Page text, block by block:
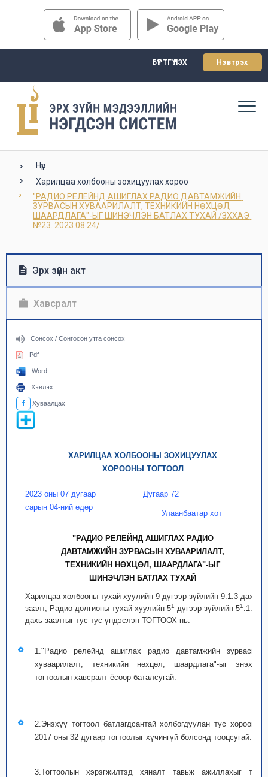
БҮРТГҮҮЛЭХ Нэвтрэх
Нүүр
Харилцаа холбооны зохицуулах хороо
"РАДИО РЕЛЕЙНД АШИГЛАХ РАДИО ДАВТАМЖИЙН
ЗУРВАСЫН ХУВААРИЛАЛТ, ТЕХНИКИЙН НӨХЦӨЛ,
ШААРДЛАГА"-ЫГ ШИНЭЧЛЭН БАТЛАХ ТУХАЙ /ЗХХАЭ
№23. 2023.08.24/
Эрх зүйн акт
Хавсралт
Сонсох / Сонгосон утга сонсох
Pdf
Word
Хэвлэх
Хуваалцах
ХАРИЛЦАА ХОЛБООНЫ ЗОХИЦУУЛАХ
ХОРООНЫ ТОГТООЛ
2023 оны 07 дугаар
сарын 04-ний өдөр
Дугаар 72
Улаанбаатар хот
"РАДИО РЕЛЕЙНД АШИГЛАХ РАДИО
ДАВТАМЖИЙН ЗУРВАСЫН ХУВААРИЛАЛТ,
ТЕХНИКИЙН НӨХЦӨЛ, ШААРДЛАГА"-ЫГ
ШИНЭЧЛЭН БАТЛАХ ТУХАЙ
Харилцаа холбооны тухай хуулийн 9 дүгээр зүйлийн 9.1.3 дахь
заалт, Радио долгионы тухай хуулийн 51 дүгээр зүйлийн 51 .1.2
дахь заалтыг тус тус үндэслэн ТОГТООХ нь:
1."Радио релейнд ашиглах радио давтамжийн зурвасын
хуваарилалт, техникийн нөхцөл, шаардлага"-ыг энэхүү
тогтоолын хавсралт ёсоор баталсугай.
2.Энэхүү тогтоол батлагдсантай холбогдуулан тус хорооны
2017 оны 32 дугаар тогтоолыг хүчингүй болсонд тооцсугай.
3.Тогтоолын хэрэгжилтэд хяналт тавьж ажиллахыг тус